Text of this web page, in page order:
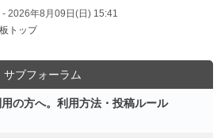
- 2026年8月09日(日) 15:41
トップ
サブフォーラム
用の方へ。利用方法・投稿ルール